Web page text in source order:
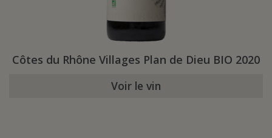
Côtes du Rhône Villages Plan de Dieu BIO 2020
Voir le vin